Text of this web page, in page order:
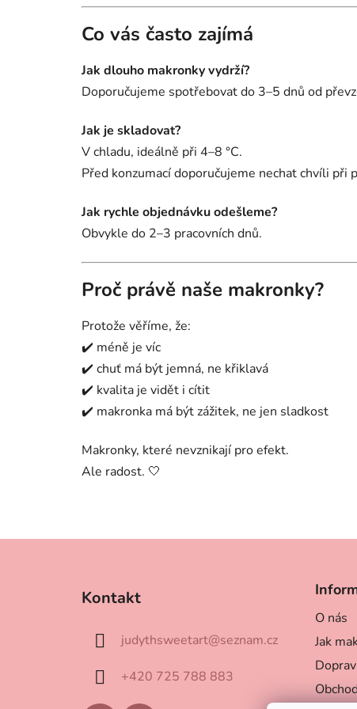
Co vás často zajímá
Jak dlouho makronky vydrží?
Doporučujeme spotřebovat do 3–5 dnů od
Jak je skladovat?
V chladu, ideálně při 4–8 °C.
Před konzumací doporučujeme nechat chvíli
Jak rychle objednávku odešleme?
Obvykle do 2–3 pracovních dnů.
Proč právě naše makronky?
Protože věříme, že:
✔️ méně je víc
✔️ chuť má být jemná, ne křiklavá
✔️ kvalita je vidět i cítit
✔️ makronka má být zážitek, ne jen sladkost
Makronky, které nevznikají pro efekt.
Ale radost. 🤍
Kontakt
judythsweetart@seznam.cz
+420 725 788 883
O nás
Jak